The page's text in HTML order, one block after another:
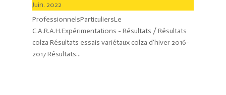
Juin. 2022
ProfessionnelsParticuliersLe
C.A.R.A.H.Expérimentations - Résultats / Résultats
colza Résultats essais variétaux colza d'hiver 2016-
2017 Résultats...